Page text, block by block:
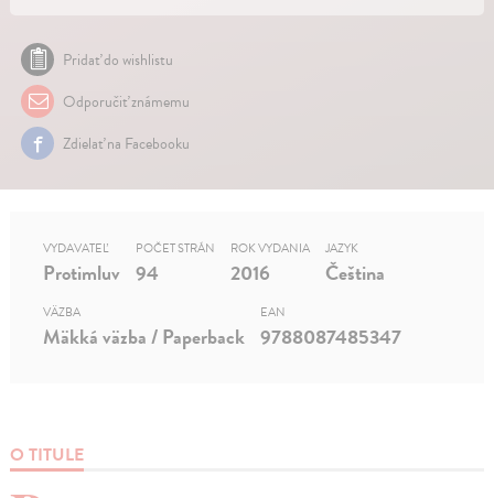
Pridať do wishlistu
Odporučiť známemu
Zdielať na Facebooku
O TITULE
VYDAVATEĽ
Protimluv
POČET STRÁN
94
ROK VYDANIA
2016
JAZYK
Čeština
VÄZBA
Mäkká väzba / Paperback
EAN
9788087485347